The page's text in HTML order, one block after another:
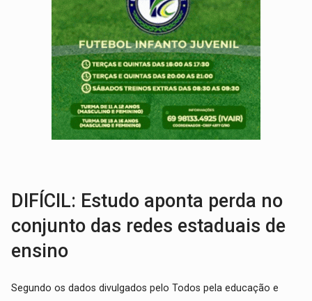
CELEBRAÇÃO:Cerejeiras completa 43 anos de emancipação com
SAÚDE:Anvisa desmente boato sobre presença de plástico ou
VÍDEO:Pitbulls fogem de residência e atacam casal de idosos
AÇÃO CONJUNTA:Forças policiais apreendem cerca de 1kg de
PF ESTÁ APURANDO:Flávio Bolsonaro escolhe Alfredo Gaspar como vice, alvo de
DIFÍCIL: Estudo aponta perda no
conjunto das redes estaduais de
ensino
Segundo os dados divulgados pelo Todos pela educação e